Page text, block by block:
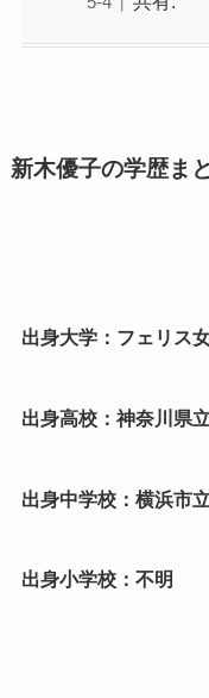
新木優子の学歴ま
出身大学：フェリス
出身高校：神奈川県
出身中学校：横浜市
出身小学校：不明